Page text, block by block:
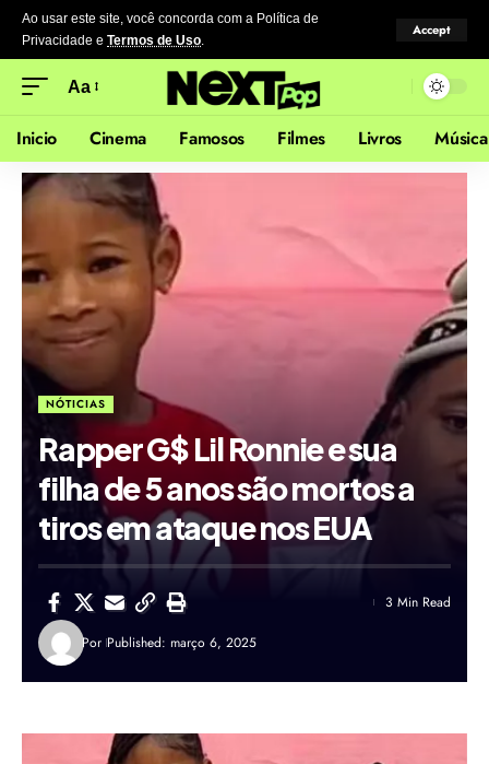
Ao usar este site, você concorda com a Política de
Privacidade e Termos de Uso.
Accept
Aa
Inicio Cinema Famosos Filmes Livros Música
NÓTICIAS
Rapper G$ Lil Ronnie e sua
filha de 5 anos são mortos a
tiros em ataque nos EUA
Por Published: março 6, 2025
3 Min Read